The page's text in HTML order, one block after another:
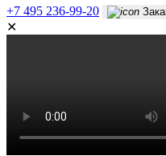
+7 495 236-99-20
✕